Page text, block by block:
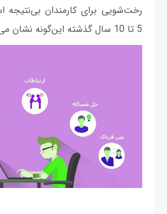
رخت‌شویی برای کارمندان
5 تا 10 سال گذشته این‌گونه نشان می‌دهد.»